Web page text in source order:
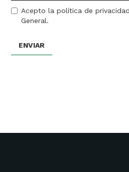
Acepto la política de
General.